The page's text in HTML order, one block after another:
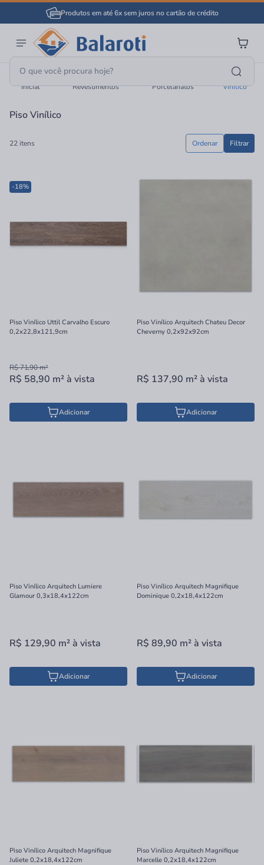
Produtos em até 6x sem juros no cartão de crédito
Página
Inicial
Pisos E
Revestimentos
Porcelanatos
Piso
Vinílico
Piso Vinílico
22 itens Filtrar
Ordenar
-18%
Piso Vinílico Uttil Carvalho Escuro
0,2x22,8x121,9cm
R$ 71,90m²
R$ 58,90 m²à vista
Adicionar
Piso Vinílico Arquitech Chateu Decor
Cheverny 0,2x92x92cm
R$ 137,90 m²à vista
Adicionar
Piso Vinílico Arquitech Lumiere
Glamour 0,3x18,4x122cm
R$ 129,90 m²à vista
Adicionar
Piso Vinílico Arquitech Magnifique
Dominique 0,2x18,4x122cm
R$ 89,90 m²à vista
Adicionar
Piso Vinílico Arquitech Magnifique
Juliete 0,2x18,4x122cm
Piso Vinílico Arquitech Magnifique
Marcelle 0,2x18,4x122cm